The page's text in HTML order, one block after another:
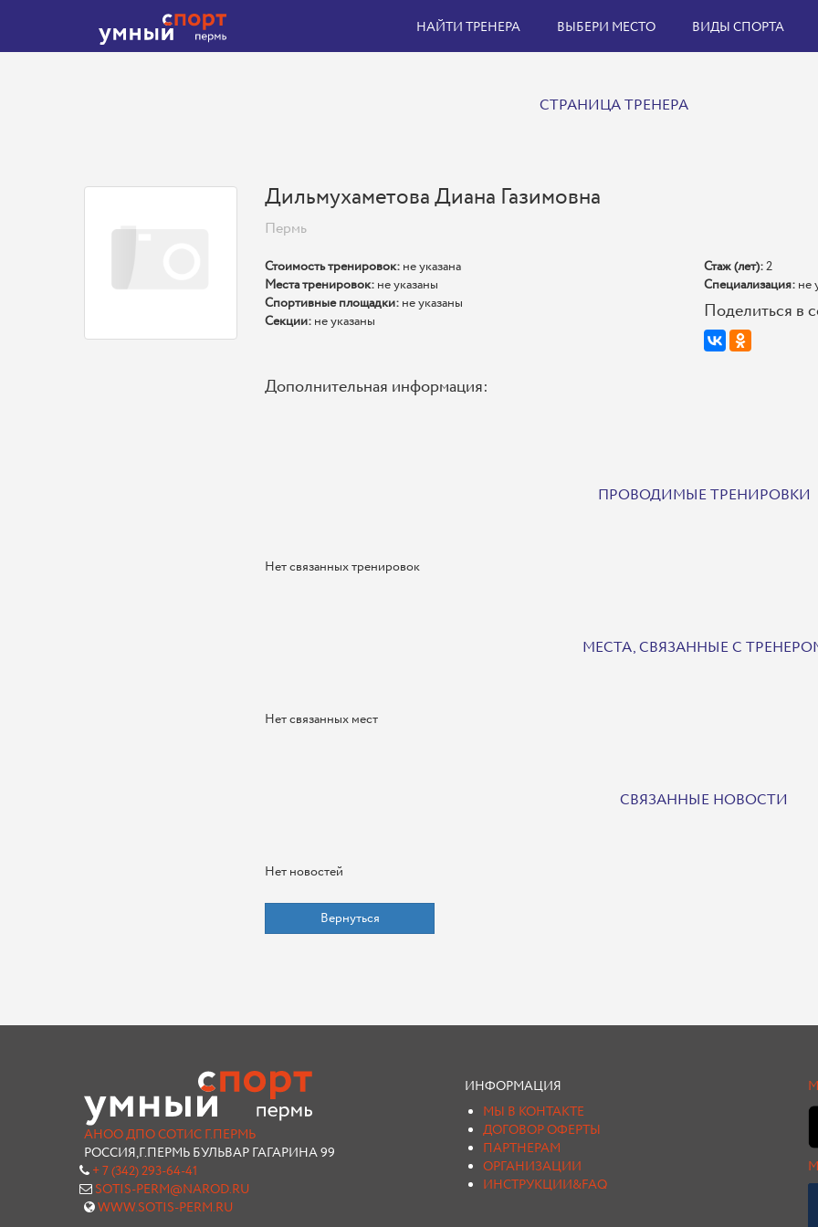
НАЙТИ ТРЕНЕРА ВЫБЕРИ МЕСТО ВИДЫ СПОРТА
СТРАНИЦА ТРЕНЕРА
Дильмухаметова Диана Газимовна
Пермь
Стоимость тренировок: не указана
Места тренировок: не указаны
Спортивные площадки: не указаны
Секции: не указаны
Стаж (лет):2
Специализация: не
Поделиться в
Дополнительная информация:
ПРОВОДИМЫЕ ТРЕНИРОВКИ
Нет связанных тренировок
МЕСТА, СВЯЗАННЫЕ С
Нет связанных мест
СВЯЗАННЫЕ НОВОСТИ
Нет новостей
Вернуться
АНОО ДПО СОТИС Г.ПЕРМЬ
РОССИЯ,Г.ПЕРМЬ БУЛЬВАР ГАГАРИНА 99
+ 7 (342) 293-64-41
SOTIS-PERM@NAROD.RU
WWW.SOTIS-PERM.RU
ИНФОРМАЦИЯ
МЫ В КОНТАКТЕ
ДОГОВОР ОФЕРТЫ
ПАРТНЕРАМ
ОРГАНИЗАЦИИ
ИНСТРУКЦИИ&FAQ